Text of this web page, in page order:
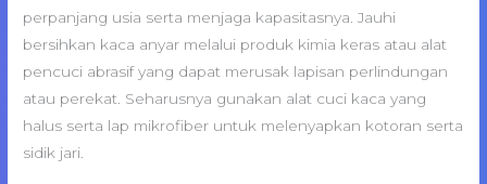
perpanjang usia serta menjaga kapasitasnya. Jauhi
bersihkan kaca anyar melalui produk kimia keras atau alat
pencuci abrasif yang dapat merusak lapisan perlindungan
atau perekat. Seharusnya gunakan alat cuci kaca yang
halus serta lap mikrofiber untuk melenyapkan kotoran serta
sidik jari.